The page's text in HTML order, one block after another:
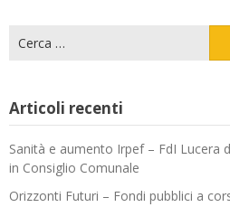
per:
Articoli recenti
Sanità e aumento Irpef – FdI Lucera
in Consiglio Comunale
Orizzonti Futuri – Fondi pubblici a